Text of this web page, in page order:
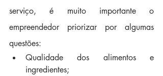
serviço, é muito importante o
empreendedor priorizar por algumas
questões:
Qualidade dos alimentos e
ingredientes;